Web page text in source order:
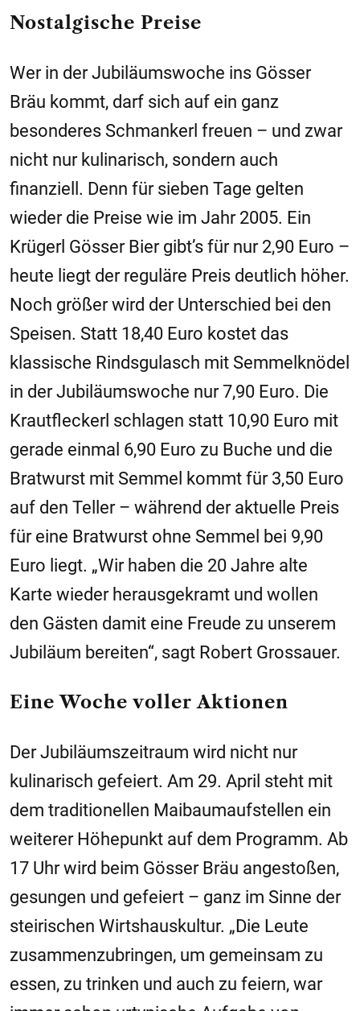
Nostalgische Preise
Wer in der Jubiläumswoche ins Gösser
Bräu kommt, darf sich auf ein ganz
besonderes Schmankerl freuen – und zwar
nicht nur kulinarisch, sondern auch
finanziell. Denn für sieben Tage gelten
wieder die Preise wie im Jahr 2005. Ein
Krügerl Gösser Bier gibt’s für nur 2,90 Euro –
heute liegt der reguläre Preis deutlich höher.
Noch größer wird der Unterschied bei den
Speisen. Statt 18,40 Euro kostet das
klassische Rindsgulasch mit Semmelknödel
in der Jubiläumswoche nur 7,90 Euro. Die
Krautfleckerl schlagen statt 10,90 Euro mit
gerade einmal 6,90 Euro zu Buche und die
Bratwurst mit Semmel kommt für 3,50 Euro
auf den Teller – während der aktuelle Preis
für eine Bratwurst ohne Semmel bei 9,90
Euro liegt. „Wir haben die 20 Jahre alte
Karte wieder herausgekramt und wollen
den Gästen damit eine Freude zu unserem
Jubiläum bereiten“, sagt Robert Grossauer.
Eine Woche voller Aktionen
Der Jubiläumszeitraum wird nicht nur
kulinarisch gefeiert. Am 29. April steht mit
dem traditionellen Maibaumaufstellen ein
weiterer Höhepunkt auf dem Programm. Ab
17 Uhr wird beim Gösser Bräu angestoßen,
gesungen und gefeiert – ganz im Sinne der
steirischen Wirtshauskultur. „Die Leute
zusammenzubringen, um gemeinsam zu
essen, zu trinken und auch zu feiern, war